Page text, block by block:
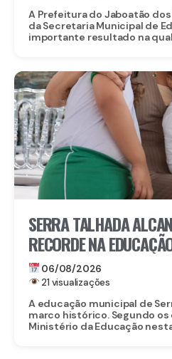
A Prefeitura do Jaboatão
da Secretaria Municipal de
importante resultado na
SERRA TALHADA
RECORDE NA
06/08/2026
21 visualizações
A educação municipal de
marco histórico. Segundo
Ministério da Educação